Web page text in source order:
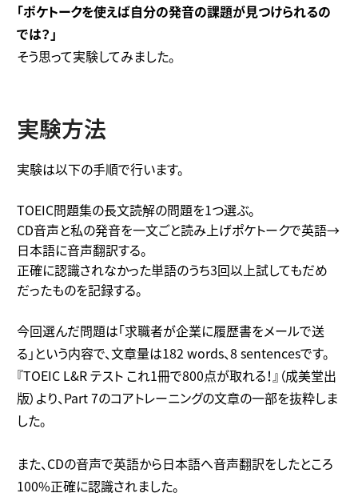
「ポケトークを使えば自分の発音の課題が見つけられるの
では？」
そう思って実験してみました。
実験方法
実験は以下の手順で行います。
TOEIC問題集の長文読解の問題を1つ選ぶ。
CD音声と私の発音を一文ごと読み上げポケトークで英語→
日本語に音声翻訳する。
正確に認識されなかった単語のうち3回以上試してもだめ
だったものを記録する。
今回選んだ問題は「求職者が企業に履歴書をメールで送
る」という内容で、文章量は182 words、8 sentencesです。
『TOEIC L&R テスト これ1冊で800点が取れる！』（成美堂出
版）より、Part 7のコアトレーニングの文章の一部を抜粋しま
した。
また、CDの音声で英語から日本語へ音声翻訳をしたところ
100%正確に認識されました。